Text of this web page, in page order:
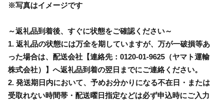
※写真はイメージです
～返礼品到着後、すぐに状態をご確認ください～
1. 返礼品の状態には万全を期していますが、万が一破損等あ
った場合は、配送会社【連絡先：0120-01-9625（ヤマト運輸
株式会社）】へ返礼品到着の翌日までにご連絡ください。
2. 発送期日内において、予めお分かりになる不在日・または
受取れない時間帯・配送曜日指定などは必ず申込時にご入力